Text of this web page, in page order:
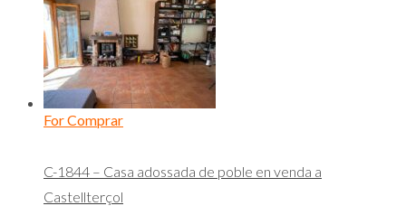
For Comprar
C-1844 – Casa adossada de poble en venda a
Castellterçol